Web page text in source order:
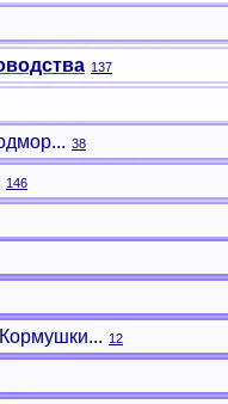
137
38
146
12